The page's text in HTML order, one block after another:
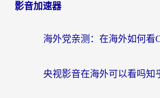
影音加速器